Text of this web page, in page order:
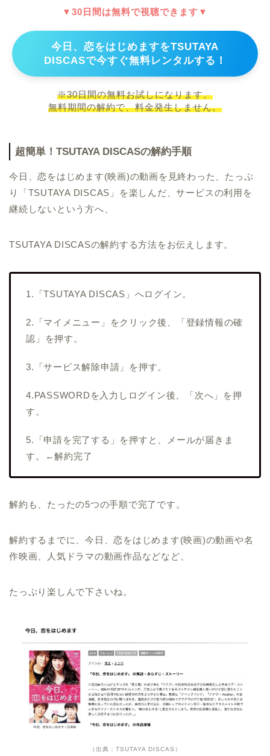
▼30日間は無料で視聴できます▼
今日、恋をはじめますをTSUTAYA
DISCASで今すぐ無料レンタルする！
※30日間の無料お試しになります。
無料期間の解約で、料金発生しません。
超簡単！TSUTAYA DISCASの解約手順
今日、恋をはじめます(映画)の動画を見終わった、たっぷ
り「TSUTAYA DISCAS」を楽しんだ、サービスの利用を
継続しないという方へ、
TSUTAYA DISCASの解約する方法をお伝えします。
1.「TSUTAYA DISCAS」へログイン。
2.「マイメニュー」をクリック後、「登録情報の確
認」を押す。
3.「サービス解除申請」を押す。
4.PASSWORDを入力しログイン後、「次へ」を押
す。
5.「申請を完了する」を押すと、メールが届きま
す。←解約完了
解約も、たったの5つの手順で完了です。
解約するまでに、今日、恋をはじめます(映画)の動画や名
作映画、人気ドラマの動画作品などなど、
たっぷり楽しんで下さいね。
（出典：TSUTAYA DISCAS）